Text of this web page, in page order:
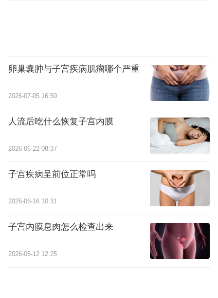
卵巢囊肿与子宫疾病肌瘤哪个严重
2026-07-05 16:50
人流后吃什么恢复子宫内膜
2026-06-22 08:37
子宫疾病呈前位正常吗
2026-06-16 10:31
子宫内膜息肉怎么检查出来
2026-06-12 12:25